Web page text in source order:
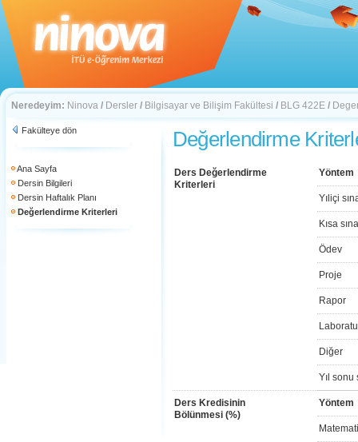
Neredeyim: Ninova / Dersler / Bilgisayar ve Bilişim Fakültesi / BLG 422E /
Fakülteye dön
Ana Sayfa
Dersin Bilgileri
Dersin Haftalık Planı
Değerlendirme Kriterleri
Değerlendirme
Ders Değerlendirme
Kriterleri
Yöntem
Yıliçi
Kısa
Ödev
Proje
Rapor
Diğer
Yıl sonu
Ders Kredisinin
Bölünmesi (%)
Yöntem